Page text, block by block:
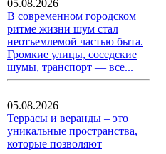
05.08.2026
В современном городском
ритме жизни шум стал
неотъемлемой частью быта.
Громкие улицы, соседские
шумы, транспорт — все...
05.08.2026
Террасы и веранды – это
уникальные пространства,
которые позволяют